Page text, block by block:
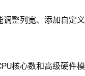
整列宽、添加自定义
核心数和高级硬件模